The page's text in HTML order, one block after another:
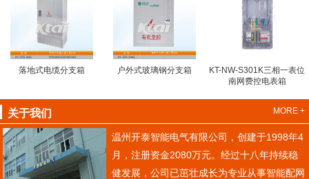
落地式电缆分支箱 户外式玻璃钢分支箱
KT-NW-S301K三相一表位
南网费控电表箱
关于我们 MORE +
温州开泰智能电气有限公司，创建于1998年4
月，注册资金2080万元。经过十八年持续稳
健发展，公司已茁壮成长为专业从事智能配网